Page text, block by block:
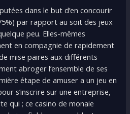
dans le but d’en concourir
par rapport au soit des jeux
peu. Elles-mêmes
en compagnie de rapidement
mise paires aux différents
abroger l’ensemble de ses
étape de amuser a un jeu en
s’inscrire sur une entreprise,
qui ; ce casino de monaie